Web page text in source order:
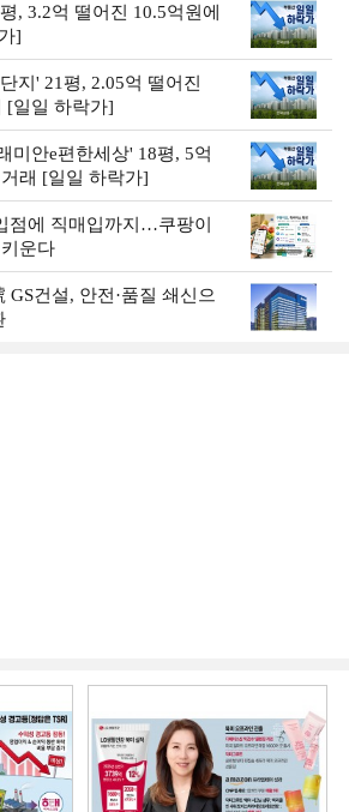
, 3.2억 떨어진 10.5억원에
]
지' 21평, 2.05억 떨어진
[일일 하락가]
미안e편한세상' 18평, 5억
래 [일일 하락가]
점에 직매입까지…쿠팡이
운다
GS건설, 안전·품질 쇄신으